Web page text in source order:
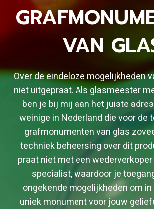
VAN
Over de eindeloze mogelijkheden
niet uitgepraat. Als glasmeester
ben je bij mij aan het juiste
weinige in Nederland die voor de
grafmonumenten van glas
techniek beheersing over dit
praat niet met een
specialist, waardoor je
ongekende mogelijkheden om in
uniek monument voor jouw